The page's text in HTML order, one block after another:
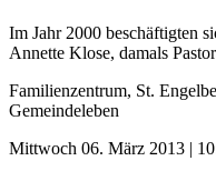
Im Jahr 2000 beschäftigten
Annette Klose, damals
Familienzentrum, St.
Gemeindeleben
Mittwoch 06. März 2013 |